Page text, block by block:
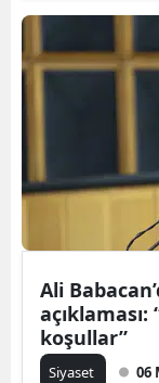
Ali
koşullar”
Siyaset 06